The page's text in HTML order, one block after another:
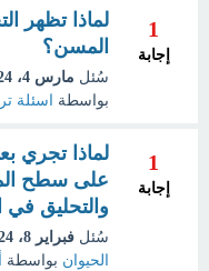
1
إجابة
لماذا تظهر
المسن؟
سُئل مارس 4، 2024
بواسطة
اسئلة
1
إجابة
لماذا تجري
على سطح
والتحليق في
سُئل فبراير 8، 2024
الحيوان بواسطة